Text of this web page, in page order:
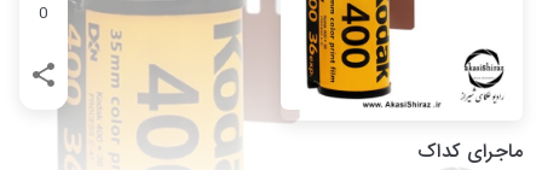
0
ماجرای کداک